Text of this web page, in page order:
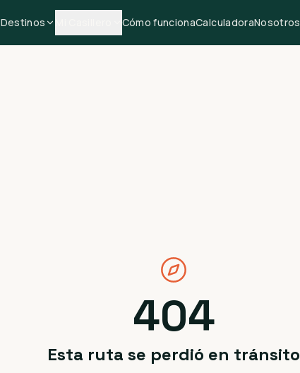
Destinos Cómo funcionaCalculadoraNosotros
404
Esta ruta se perdió en tránsito